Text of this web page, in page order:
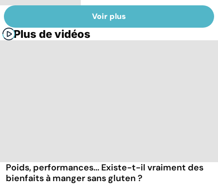
Voir plus
Plus de vidéos
Poids, performances... Existe-t-il vraiment des
bienfaits à manger sans gluten ?